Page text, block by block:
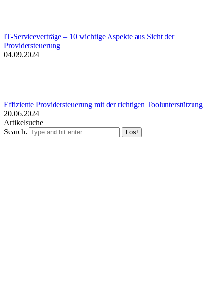
IT-Serviceverträge – 10 wichtige Aspekte aus Sicht der
Providersteuerung
04.09.2024
Effiziente Providersteuerung mit der richtigen Toolunterstützung
20.06.2024
Artikelsuche
Search: